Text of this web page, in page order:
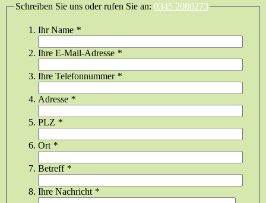
Schreiben Sie uns oder rufen Sie an: 0345 2080273
Ihr Name *
Ihre E-Mail-Adresse *
Ihre Telefonnummer *
Adresse *
PLZ *
Ort *
Betreff *
Ihre Nachricht *